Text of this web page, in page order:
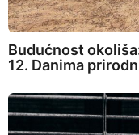
Budućnost
12. Danima